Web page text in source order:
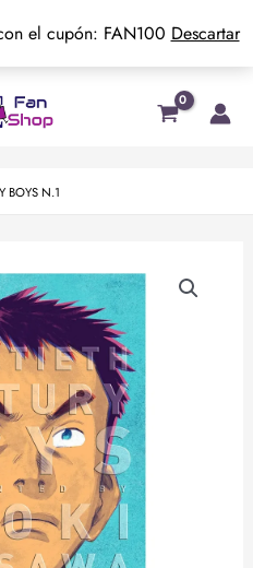
el cupón: FAN100 Descartar
BOYS N.1